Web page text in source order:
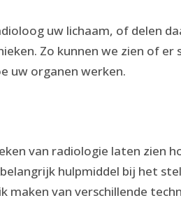
uw lichaam, of delen
Zo kunnen we zien of er
uw organen werken.
van radiologie laten zien
hulpmiddel bij het
maken van verschillende